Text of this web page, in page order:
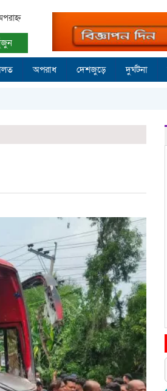
অপরাধ দেশজুড়ে দুর্ঘটনা